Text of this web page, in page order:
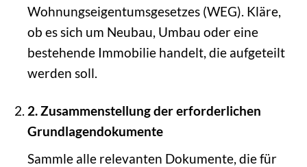
Wohnungseigentumsgesetzes (WEG). Kläre,
ob es sich um Neubau, Umbau oder eine
bestehende Immobilie handelt, die aufgeteilt
werden soll.
2. Zusammenstellung der erforderlichen
Grundlagendokumente
Sammle alle relevanten Dokumente, die für